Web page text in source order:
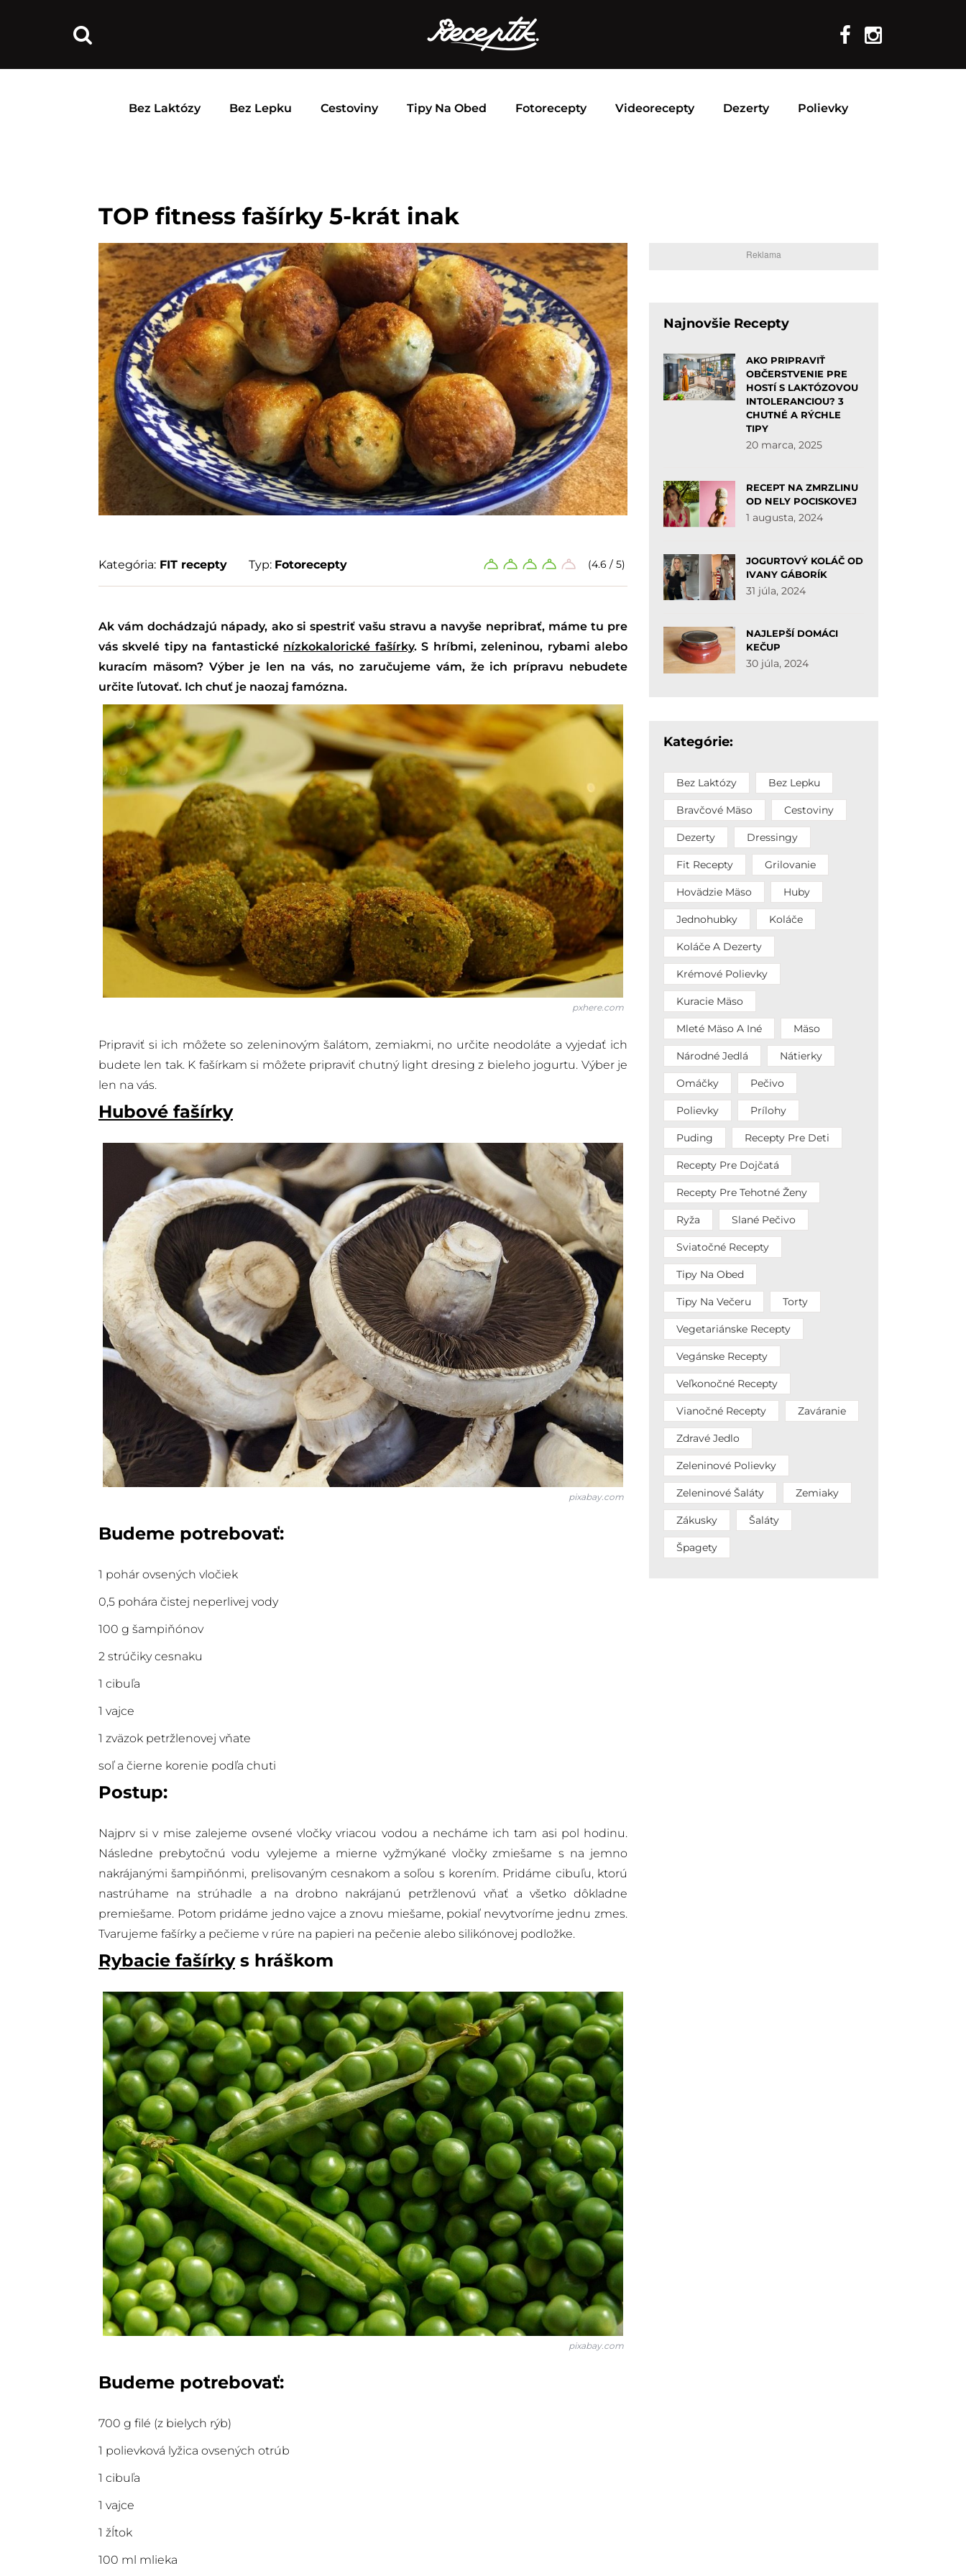
Bez Laktózy Bez Lepku Cestoviny Tipy Na Obed Fotorecepty Videorecepty Dezerty Polievky
TOP fitness fašírky 5-krát inak
(4.6 / 5)
Kategória: FIT recepty Typ: Fotorecepty
Ak vám dochádzajú nápady, ako si spestriť vašu stravu a navyše nepribrať, máme tu pre
vás skvelé tipy na fantastické nízkokalorické fašírky. S hríbmi, zeleninou, rybami alebo
kuracím mäsom? Výber je len na vás, no zaručujeme vám, že ich prípravu nebudete
určite ľutovať. Ich chuť je naozaj famózna.
pxhere.com
Pripraviť si ich môžete so zeleninovým šalátom, zemiakmi, no určite neodoláte a vyjedať ich
budete len tak. K fašírkam si môžete pripraviť chutný light dresing z bieleho jogurtu. Výber je
len na vás.
Hubové fašírky
pixabay.com
Budeme potrebovať:
1 pohár ovsených vločiek
0,5 pohára čistej neperlivej vody
100 g šampiňónov
2 strúčiky cesnaku
1 cibuľa
1 vajce
1 zväzok petržlenovej vňate
soľ a čierne korenie podľa chuti
Postup:
Najprv si v mise zalejeme ovsené vločky vriacou vodou a necháme ich tam asi pol hodinu.
Následne prebytočnú vodu vylejeme a mierne vyžmýkané vločky zmiešame s na jemno
nakrájanými šampiňónmi, prelisovaným cesnakom a soľou s korením. Pridáme cibuľu, ktorú
nastrúhame na strúhadle a na drobno nakrájanú petržlenovú vňať a všetko dôkladne
premiešame. Potom pridáme jedno vajce a znovu miešame, pokiaľ nevytvoríme jednu zmes.
Tvarujeme fašírky a pečieme v rúre na papieri na pečenie alebo silikónovej podložke.
Rybacie fašírkys hráškom
pixabay.com
Budeme potrebovať:
700 g filé (z bielych rýb)
1 polievková lyžica ovsených otrúb
1 cibuľa
1 vajce
1 žĺtok
100 ml mlieka
Reklama
Najnovšie Recepty
AKO PRIPRAVIŤ
OBČERSTVENIE PRE
HOSTÍ S LAKTÓZOVOU
INTOLERANCIOU? 3
CHUTNÉ A RÝCHLE
TIPY
20 marca, 2025
RECEPT NA ZMRZLINU
OD NELY POCISKOVEJ
1 augusta, 2024
JOGURTOVÝ KOLÁČ OD
IVANY GÁBORÍK
31 júla, 2024
NAJLEPŠÍ DOMÁCI
KEČUP
30 júla, 2024
Kategórie:
Bez Laktózy Bez Lepku
Bravčové Mäso Cestoviny
Dezerty Dressingy
Fit Recepty Grilovanie
Hovädzie Mäso Huby
Jednohubky Koláče
Koláče A Dezerty
Krémové Polievky
Kuracie Mäso
Mleté Mäso A Iné Mäso
Národné Jedlá Nátierky
Omáčky Pečivo
Polievky Prílohy
Puding Recepty Pre Deti
Recepty Pre Dojčatá
Recepty Pre Tehotné Ženy
Ryža Slané Pečivo
Sviatočné Recepty
Tipy Na Obed
Tipy Na Večeru Torty
Vegetariánske Recepty
Vegánske Recepty
Veľkonočné Recepty
Vianočné Recepty Zaváranie
Zdravé Jedlo
Zeleninové Polievky
Zeleninové Šaláty Zemiaky
Zákusky Šaláty
Špagety